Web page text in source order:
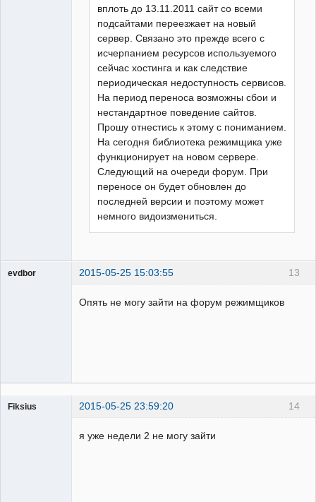
вплоть до 13.11.2011 сайт со всеми
подсайтами переезжает на новый
сервер. Связано это прежде всего с
исчерпанием ресурсов используемого
сейчас хостинга и как следствие
периодическая недоступность сервисов.
На период переноса возможны сбои и
нестандартное поведение сайтов.
Прошу отнестись к этому с пониманием.
На сегодня библиотека режимщика уже
функционирует на новом сервере.
Следующий на очереди форум. При
переносе он будет обновлен до
последней версии и поэтому может
немного видоизмениться.
13
evdbor 2015-05-25 15:03:55
Опять не могу зайти на форум режимщиков
14
Fiksius 2015-05-25 23:59:20
я уже недели 2 не могу зайти